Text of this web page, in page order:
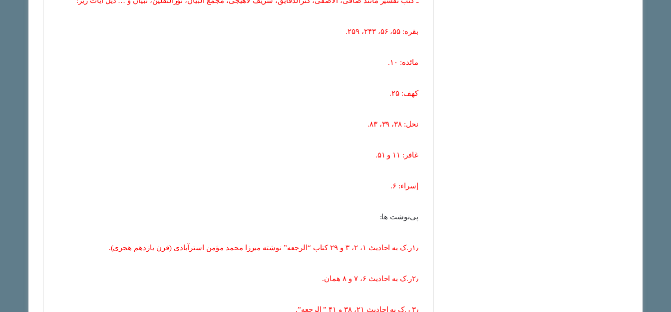
بقره: ۵۵، ۵۶، ۲۴۳، ۲۵۹.
مائده: ۱۰.
کهف: ۲۵.
نحل: ۳۸، ۳۹، ۸۳.
غافر: ۱۱ و ۵۱.
إسراء: ۶.
پی‌نوشت ها:
۱٫ر.ک به احادیث ۱، ۲، ۳ و ۲۹ کتاب “الرجعه” نوشته میرزا محمد مؤمن استرآبادی (قرن یازدهم هجری).
۲٫ر.ک به احادیث ۶، ۷ و ۸ همان.
۳٫ ر.ک به احادیث ۲۱، ۳۸ و ۴۱ ” الرجعه”.